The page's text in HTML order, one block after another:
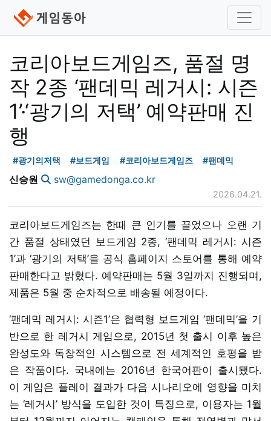
코리아보드게임즈, 품절 명
작 2종 ‘팬데믹 레거시: 시즌
1’·‘광기의 저택’ 예약판매 진
행
#광기의저택 #보드게임 #코리아보드게임즈 #팬데믹
신승원 sw@gamedonga.co.kr
2026.04.21.
코리아보드게임즈는 한때 큰 인기를 끌었으나 오랜 기
간 품절 상태였던 보드게임 2종, ‘팬데믹 레거시: 시즌
1’과 ‘광기의 저택’을 공식 홈페이지 스토어를 통해 예약
판매한다고 밝혔다. 예약판매는 5월 3일까지 진행되며,
제품은 5월 중 순차적으로 배송될 예정이다.
‘팬데믹 레거시: 시즌1’은 협력형 보드게임 ‘팬데믹’을 기
반으로 한 레거시 게임으로, 2015년 첫 출시 이후 높은
완성도와 독창적인 시스템으로 전 세계적인 호평을 받
은 작품이다. 국내에는 2016년 한국어판이 출시됐다.
이 게임은 플레이 결과가 다음 시나리오에 영향을 미치
는 ‘레거시’ 방식을 도입한 것이 특징으로, 이용자는 1월